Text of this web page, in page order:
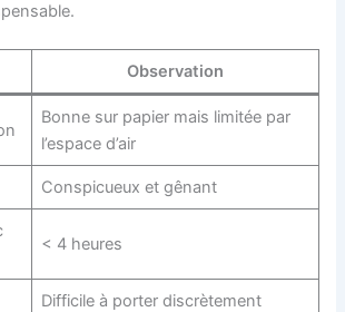
Observation
Bonne sur papier mais limitée par
l’espace d’air
Conspicueux et gênant
< 4 heures
Difficile à porter discrètement